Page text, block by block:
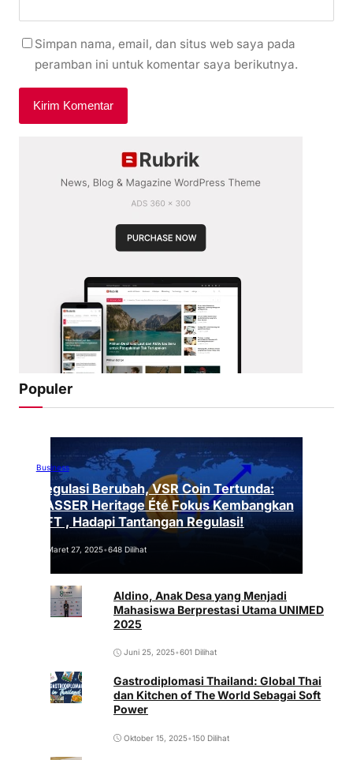
Simpan nama, email, dan situs web saya pada
peramban ini untuk komentar saya berikutnya.
Populer
Business
Regulasi Berubah, VSR Coin Tertunda:
VASSER Heritage Été Fokus Kembangkan
NFT , Hadapi Tantangan Regulasi!
Maret 27, 2025•648 Dilihat
Aldino, Anak Desa yang Menjadi
Mahasiswa Berprestasi Utama UNIMED
2025
Juni 25, 2025•601 Dilihat
Gastrodiplomasi Thailand: Global Thai
dan Kitchen of The World Sebagai Soft
Power
Oktober 15, 2025•150 Dilihat